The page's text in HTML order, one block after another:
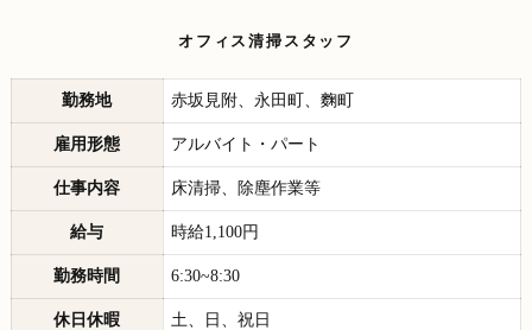
オフィス清掃スタッフ
勤務地 赤坂見附、永田町、麴町
雇用形態 アルバイト・パート
仕事内容 床清掃、除塵作業等
給与 時給1,100円
勤務時間 6:30~8:30
休日休暇 土、日、祝日